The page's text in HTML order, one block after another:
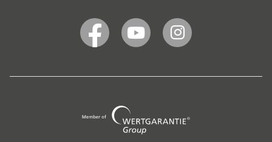
WERTGARANTIE
auf
WERTGARANTIE
auf
WERTGARANTIE
auf
Group